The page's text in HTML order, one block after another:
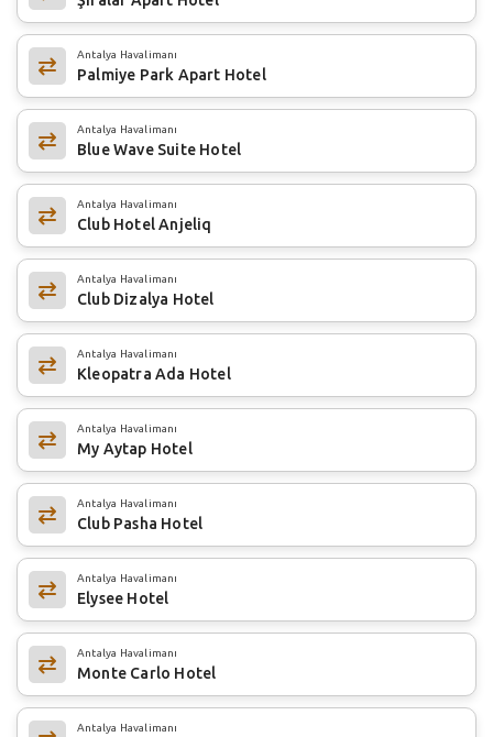
Antalya Havalimanı
Palmiye Park Apart Hotel
Antalya Havalimanı
Blue Wave Suite Hotel
Antalya Havalimanı
Club Hotel Anjeliq
Antalya Havalimanı
Club Dizalya Hotel
Antalya Havalimanı
Kleopatra Ada Hotel
Antalya Havalimanı
My Aytap Hotel
Antalya Havalimanı
Club Pasha Hotel
Antalya Havalimanı
Elysee Hotel
Antalya Havalimanı
Monte Carlo Hotel
Antalya Havalimanı